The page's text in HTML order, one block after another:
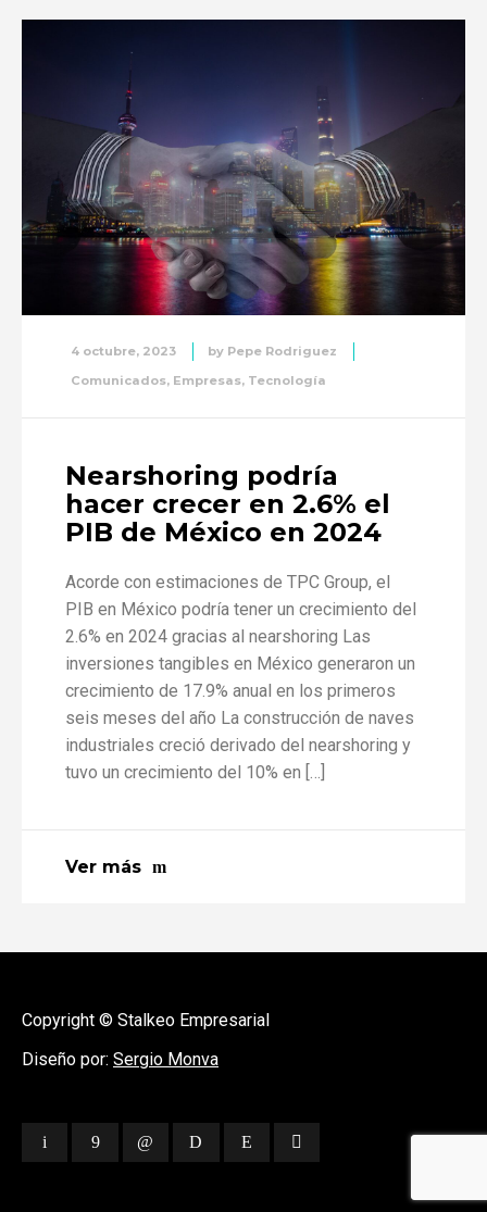
4 octubre, 2023 by Pepe Rodriguez
Comunicados, Empresas, Tecnología
Nearshoring podría
hacer crecer en 2.6% el
PIB de México en 2024
Acorde con estimaciones de TPC Group, el
PIB en México podría tener un crecimiento del
2.6% en 2024 gracias al nearshoring Las
inversiones tangibles en México generaron un
crecimiento de 17.9% anual en los primeros
seis meses del año La construcción de naves
industriales creció derivado del nearshoring y
tuvo un crecimiento del 10% en […]
Ver más
Copyright © Stalkeo Empresarial
Diseño por: Sergio Monva